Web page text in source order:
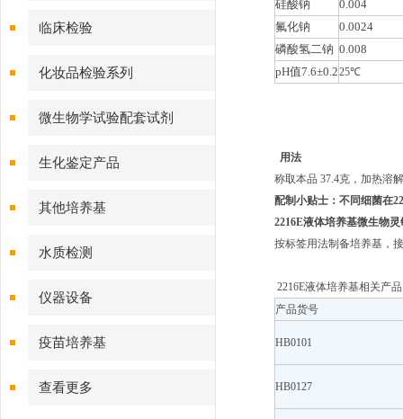
临床检验
化妆品检验系列
微生物学试验配套试剂
生化鉴定产品
其他培养基
水质检测
仪器设备
疫苗培养基
查看更多
硅酸钠
0.004
氟化钠
0.0024
磷酸氢二钠 0.008
pH值7.6±0.225℃
用法
称取本品 37.4克，加热溶
配制小贴士： 不同细菌在
2216E液体培养基微生物
按标签用法制备培养基，
2216E液体培养基相关产
产品货号
HB0101
HB0127